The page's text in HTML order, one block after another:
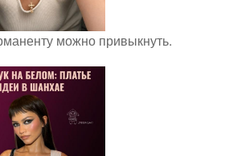
можно привыкнуть.